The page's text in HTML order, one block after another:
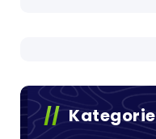
Kategorie